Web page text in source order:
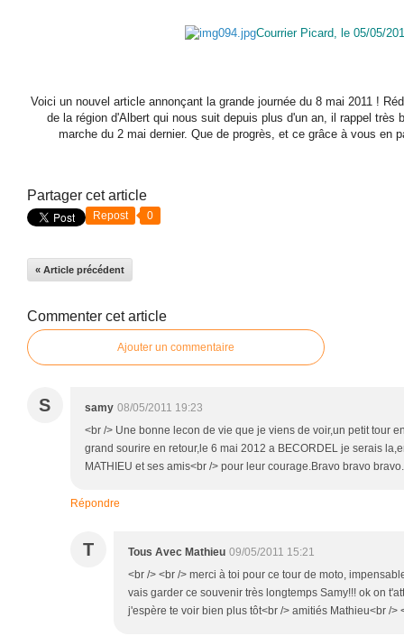
Courrier Picard, le 05/05/
Voici un nouvel article annonçant la grande journée du 8 mai 2011 !
de la région d'Albert qui nous suit depuis plus d'un an, il rappel très
marche du 2 mai dernier. Que de progrès, et ce grâce à vous en
Partager cet article
Repost 0
« Article précédent
Commenter cet article
Ajouter un commentaire
S samy 08/05/2011 19:23
<br /> Une bonne lecon de vie que je viens de voir,un petit tour
grand sourire en retour,le 6 mai 2012 a BECORDEL je serais
MATHIEU et ses amis<br /> pour leur courage.Bravo bravo
Répondre
T Tous Avec Mathieu 09/05/2011 15:21
<br /> <br /> merci à toi pour ce tour de moto,
vais garder ce souvenir très longtemps Samy!!! ok on
j'espère te voir bien plus tôt<br /> amitiés Mathieu<br />